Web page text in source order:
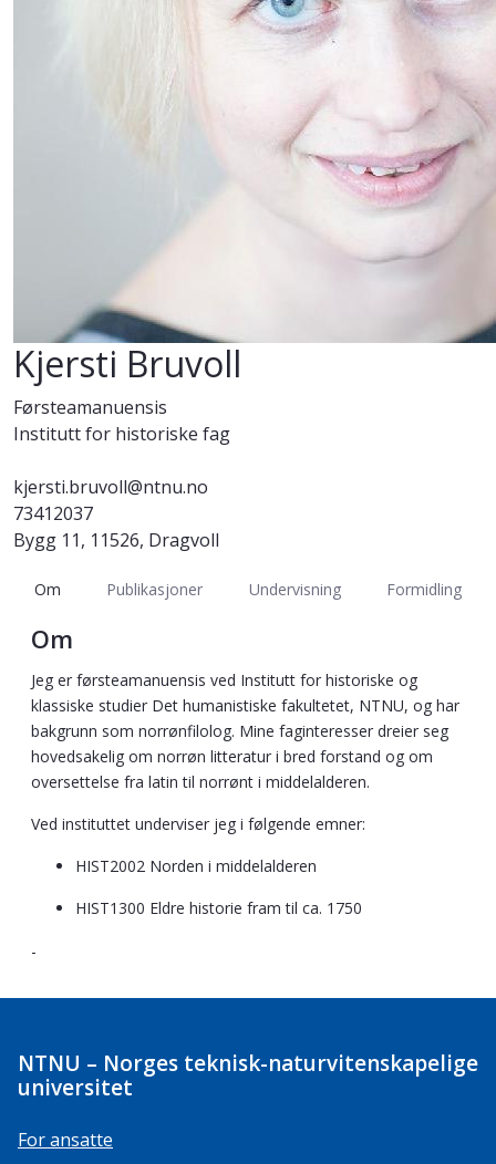
Kjersti Bruvoll
Førsteamanuensis
Institutt for historiske fag
kjersti.bruvoll@ntnu.no
73412037
Bygg 11, 11526, Dragvoll
Om Publikasjoner Undervisning Formidling
Om
Jeg er førsteamanuensis ved Institutt for historiske og
klassiske studier Det humanistiske fakultetet, NTNU, og har
bakgrunn som norrønfilolog. Mine faginteresser dreier seg
hovedsakelig om norrøn litteratur i bred forstand og om
oversettelse fra latin til norrønt i middelalderen.
Ved instituttet underviser jeg i følgende emner:
HIST2002 Norden i middelalderen
HIST1300 Eldre historie fram til ca. 1750
-
NTNU – Norges teknisk-naturvitenskapelige
universitet
For ansatte